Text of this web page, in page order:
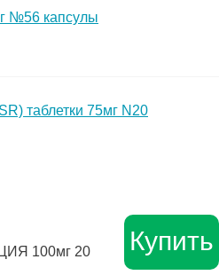
№56 капсулы
таблетки 75мг N20
100мг 20
Купить